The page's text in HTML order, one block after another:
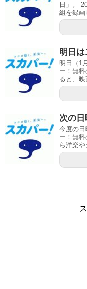
日」。
組を録画
明日は
明日（1
ー！無料
ると、
次の日
今度の日
ー！無料
ら洋楽